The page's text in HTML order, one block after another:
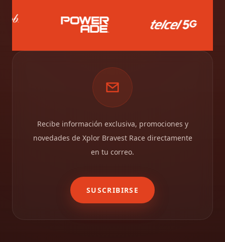
Recibe información exclusiva, promociones y
novedades de Xplor Bravest Race directamente
en tu correo.
SUSCRIBIRSE